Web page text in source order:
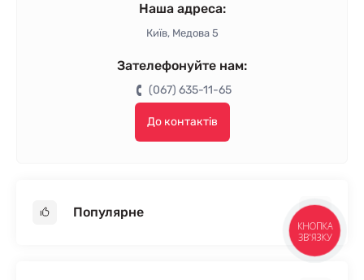
Наша адреса:
Київ, Медова 5
Зателефонуйте нам:
(067) 635-11-65
До контактів
Популярне
КНОПКА
ЗВ'ЯЗКУ